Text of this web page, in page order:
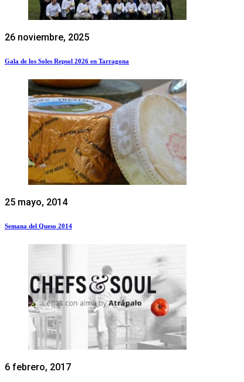
26 noviembre, 2025
Gala de los Soles Repsol 2026 en Tarragona
25 mayo, 2014
Semana del Queso 2014
6 febrero, 2017